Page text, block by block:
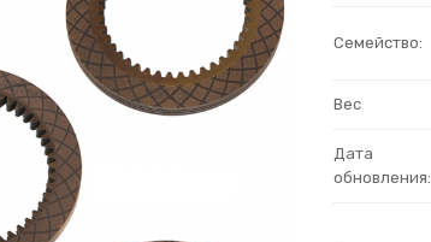
Семейство:
Вес
Дата
обновления: